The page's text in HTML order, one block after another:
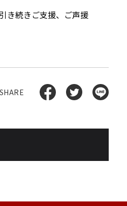
き続きご支援、ご声援